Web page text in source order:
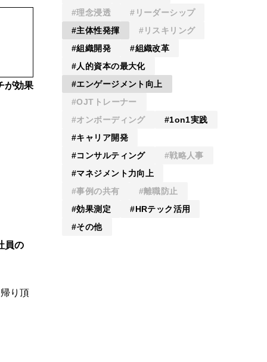
が効果
員の
り頂
理念浸透
リーダーシップ
主体性発揮
リスキリング
組織開発
組織改革
人的資本の最大化
エンゲージメント向上
OJTトレーナー
オンボーディング
1on1実践
キャリア開発
コンサルティング
戦略人事
マネジメント力向上
事例の共有
離職防止
効果測定
HRテック活用
その他